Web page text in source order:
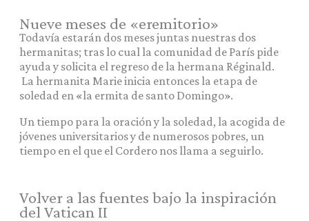
Nueve meses de «eremitorio»
Todavía estarán dos meses juntas nuestras dos
hermanitas; tras lo cual la comunidad de París pide
ayuda y solicita el regreso de la hermana Réginald.
La hermanita Marie inicia entonces la etapa de
soledad en «la ermita de santo Domingo».
Un tiempo para la oración y la soledad, la acogida de
jóvenes universitarios y de numerosos pobres, un
tiempo en el que el Cordero nos llama a seguirlo.
Volver a las fuentes bajo la inspiración
del Vatican II